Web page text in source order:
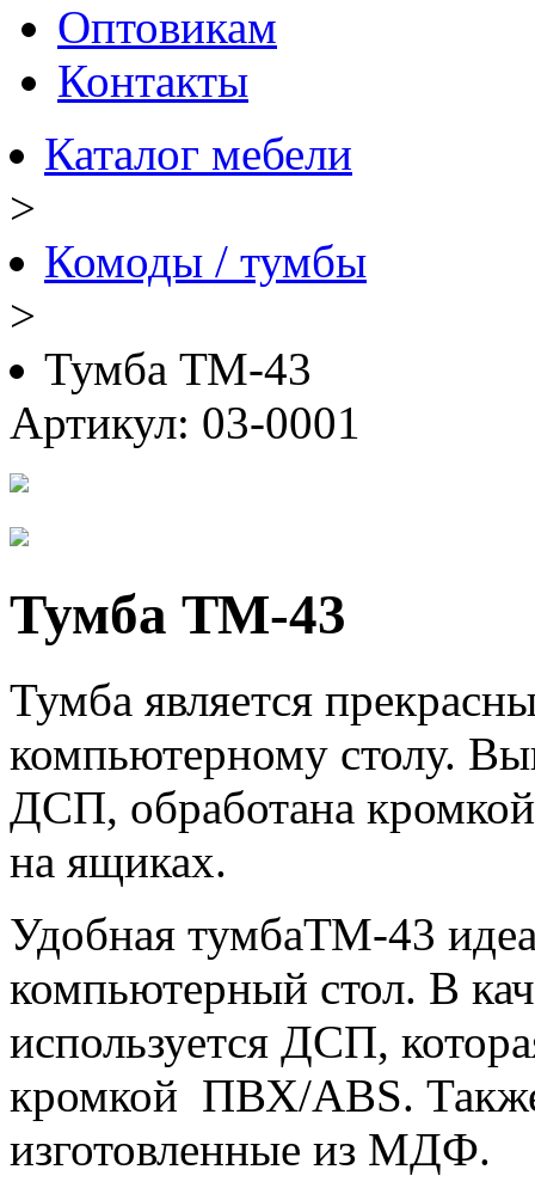
Оптовикам
Контакты
Каталог мебели
>
Комоды / тумбы
>
Тумба ТМ-43
Артикул: 03-0001
Тумба ТМ-43
Тумба является
компьютерному столу.
ДСП, обработана
на ящиках.
Удобная тумбаТМ-43
компьютерный стол. В
используется ДСП,
кромкой ПВХ/ABS.
изготовленные из МДФ.